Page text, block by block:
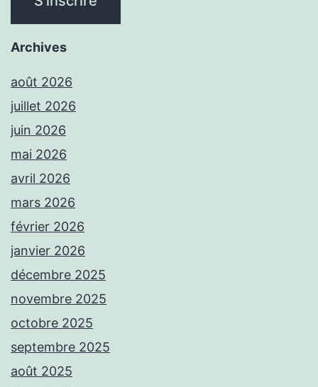
Archives
août 2026
juillet 2026
juin 2026
mai 2026
avril 2026
mars 2026
février 2026
janvier 2026
décembre 2025
novembre 2025
octobre 2025
septembre 2025
août 2025